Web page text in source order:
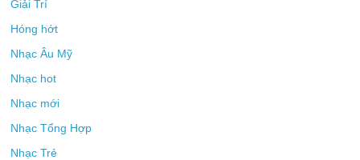
Giải Trí
Hóng hớt
Nhạc Âu Mỹ
Nhạc hot
Nhạc mới
Nhạc Tổng Hợp
Nhạc Trẻ